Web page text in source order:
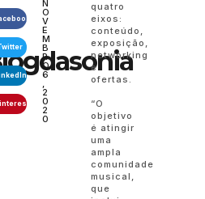
N
O
V
E
M
B
R
O
6
2
0
2
0
quatro
eixos:
conteúdo,
exposição,
networking
e
ofertas.
“O
objetivo
é atingir
uma
ampla
comunidade
musical,
que